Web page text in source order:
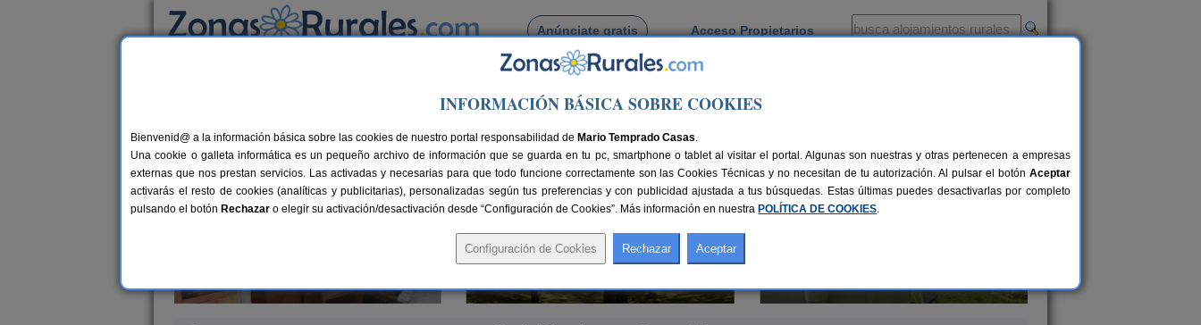
Anúnciate gratis Acceso Propietarios
Busca por pueblo
> Cuevas del Valle
Casas Rurales cerca de Cuevas del Valle
38 €
Casa Rural El Rincón de Gredos
INFORMACIÓN BÁSICA SOBRE COOKIES
Bienvenid@ a la información básica sobre las cookies de nuestro portal responsabilidad de Mario Temprado Casas.
Una cookie o galleta informática es un pequeño archivo de información que se guarda en tu pc, smartphone o tablet al visitar el portal. Algunas son nuestras y otras pertenecen a empresas
externas que nos prestan servicios. Las activadas y necesarias para que todo funcione correctamente son las Cookies Técnicas y no necesitan de tu autorización. Al pulsar el botón Aceptar
activarás el resto de cookies (analíticas y publicitarias), personalizadas según tus preferencias y con publicidad ajustada a tus búsquedas. Estas últimas puedes desactivarlas por completo
pulsando el botón Rechazar o elegir su activación/desactivación desde “Configuración de Cookies”. Más información en nuestra POLÍTICA DE COOKIES.